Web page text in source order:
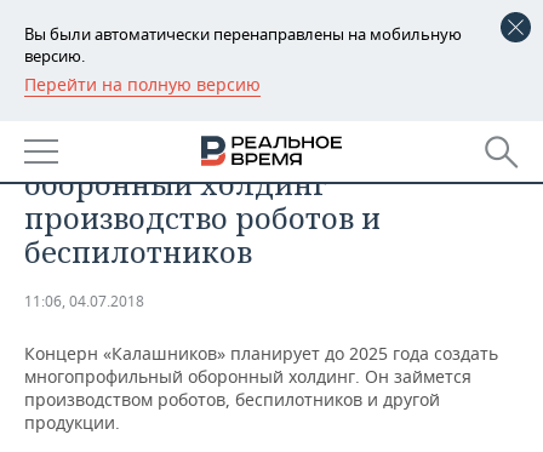
Вы были автоматически перенаправлены на мобильную
версию.
Перейти на полную версию
РЕГИОНЫ
БАШКОРТОСТАН
ТАТАРСТАН
УДМУРТИЯ
НОВОСТИ
АНАЛИТИКА
НОВОСТИ АНАЛИТИКИ
ДЕКЛАРАЦИИ О ДОХОДАХ
КОРОЛИ ГОСЗАКАЗА ПФО
ВУЗЫ ТАТАРСТАНА
ЭКОНОМИКА
НОВОСТИ ЭКОНОМИКИ
ФИНАНСЫ
БАНКИ
ПРОМЫШЛЕННОСТЬ
НОВОСТИ
ПРОМЫШЛЕННОСТИ
АГРОПРОМ
НЕДВИЖИМОСТЬ
НОВОСТИ НЕДВИЖИМОСТИ
АВТО
«Калашников» включит в
оборонный холдинг
производство роботов и
беспилотников
11:06, 04.07.2018
Концерн «Калашников» планирует до 2025 года создать
многопрофильный оборонный холдинг. Он займется
производством роботов, беспилотников и другой
продукции.